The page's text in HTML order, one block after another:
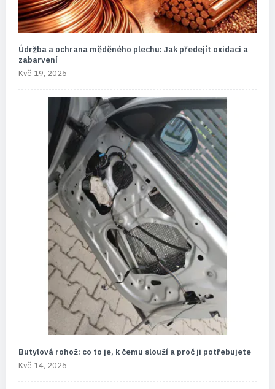
Údržba a ochrana měděného plechu: Jak předejít oxidaci a
zabarvení
Kvě 19, 2026
Butylová rohož: co to je, k čemu slouží a proč ji potřebujete
Kvě 14, 2026